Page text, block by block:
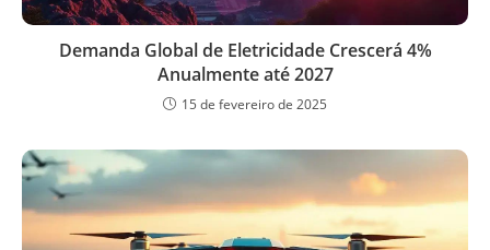
Demanda Global de Eletricidade Crescerá 4%
Anualmente até 2027
15 de fevereiro de 2025